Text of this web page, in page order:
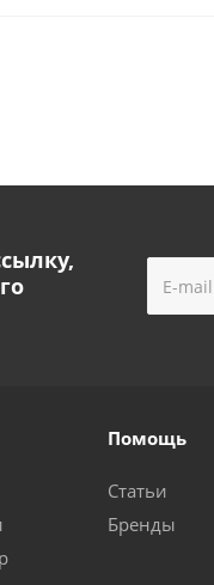
Помощь
Статьи
Бренды